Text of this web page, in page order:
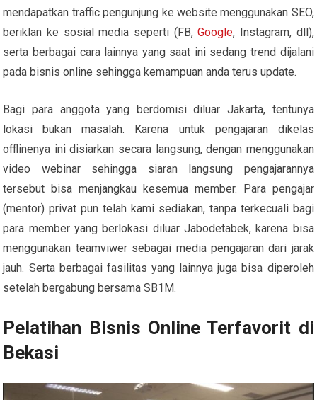
mendapatkan traffic pengunjung ke website menggunakan SEO,
beriklan ke sosial media seperti (FB,Google, Instagram, dll),
serta berbagai cara lainnya yang saat ini sedang trend dijalani
pada bisnis online sehingga kemampuan anda terus update.
Bagi para anggota yang berdomisi diluar Jakarta, tentunya
lokasi bukan masalah. Karena untuk pengajaran dikelas
offlinenya ini disiarkan secara langsung, dengan menggunakan
video webinar sehingga siaran langsung pengajarannya
tersebut bisa menjangkau kesemua member. Para pengajar
(mentor) privat pun telah kami sediakan, tanpa terkecuali bagi
para member yang berlokasi diluar Jabodetabek, karena bisa
menggunakan teamviwer sebagai media pengajaran dari jarak
jauh. Serta berbagai fasilitas yang lainnya juga bisa diperoleh
setelah bergabung bersama SB1M.
Pelatihan Bisnis Online Terfavorit di
Bekasi